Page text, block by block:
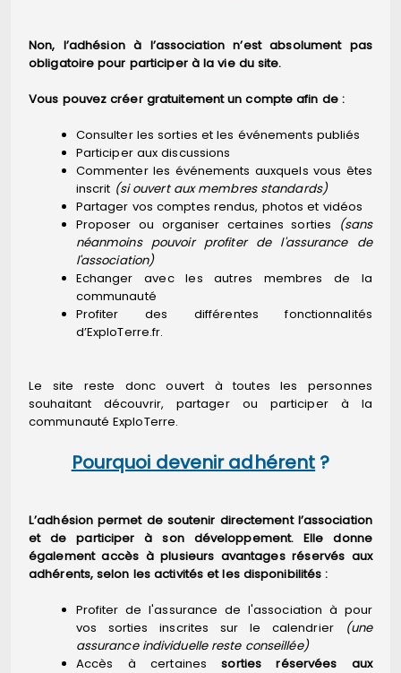
Non, l’adhésion à l’association n’est absolument pas
obligatoire pour participer à la vie du site.
Vous pouvez créer gratuitement un compte afin de :
Consulter les sorties et les événements publiés
Participer aux discussions
Commenter les événements auxquels vous êtes
inscrit (si ouvert aux membres standards)
Partager vos comptes rendus, photos et vidéos
Proposer ou organiser certaines sorties
(sans
néanmoins pouvoir profiter de l'assurance de
l'association)
Echanger avec les autres membres de la
communauté
Profiter des différentes fonctionnalités
d’ExploTerre.fr.
Le site reste donc ouvert à toutes les personnes
souhaitant découvrir, partager ou participer à la
communauté ExploTerre.
Pourquoi devenir adhérent ?
L’adhésion permet de soutenir directement l’association
et de participer à son développement. Elle donne
également accès à plusieurs avantages réservés aux
adhérents, selon les activités et les disponibilités :
Profiter de l'assurance de l'association à pour
vos sorties inscrites sur le calendrier
(une
assurance individuelle reste conseillée)
Accès à certainessorties réservées aux